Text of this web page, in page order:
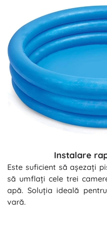
Instalare
Este suficient să așezați
să umflați cele trei
apă. Soluția ideală
vară.